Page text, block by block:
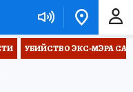
УБИЙСТВО ЭКС-МЭРА